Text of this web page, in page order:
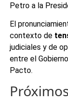
Petro a la
El
contexto de
judiciales y de
entre el
Pacto.